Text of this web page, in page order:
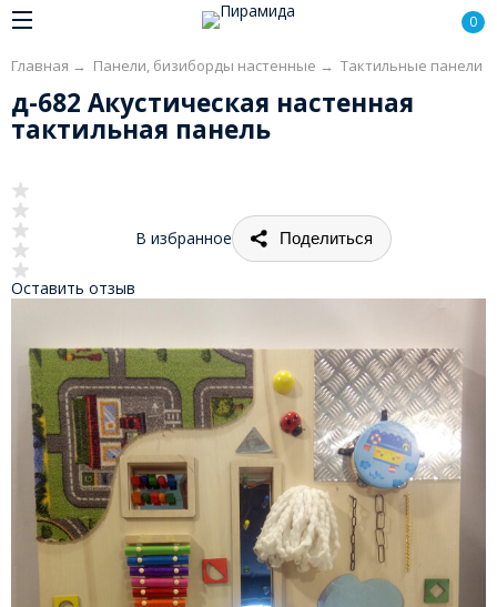
0
Главная → Панели, бизиборды настенные → Тактильные панели
д-682 Акустическая настенная
тактильная панель
Оставить отзыв
В избранное Поделиться